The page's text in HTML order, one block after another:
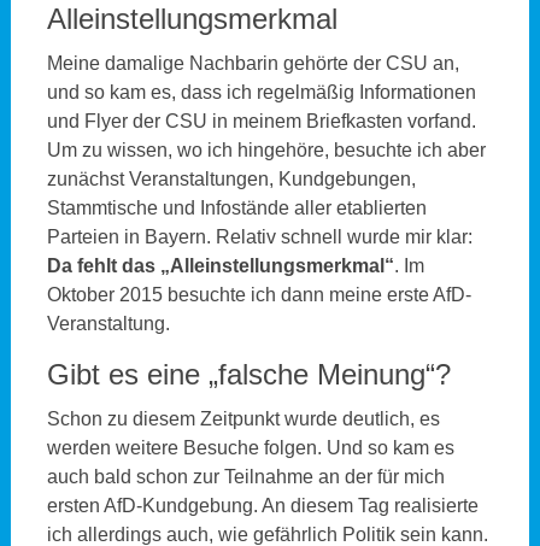
Alleinstellungsmerkmal
Meine damalige Nachbarin gehörte der CSU an,
und so kam es, dass ich regelmäßig Informationen
und Flyer der CSU in meinem Briefkasten vorfand.
Um zu wissen, wo ich hingehöre, besuchte ich aber
zunächst Veranstaltungen, Kundgebungen,
Stammtische und Infostände aller etablierten
Parteien in Bayern. Relativ schnell wurde mir klar:
Da fehlt das „Alleinstellungsmerkmal“. Im
Oktober 2015 besuchte ich dann meine erste AfD-
Veranstaltung.
Gibt es eine „falsche Meinung“?
Schon zu diesem Zeitpunkt wurde deutlich, es
werden weitere Besuche folgen. Und so kam es
auch bald schon zur Teilnahme an der für mich
ersten AfD-Kundgebung. An diesem Tag realisierte
ich allerdings auch, wie gefährlich Politik sein kann.